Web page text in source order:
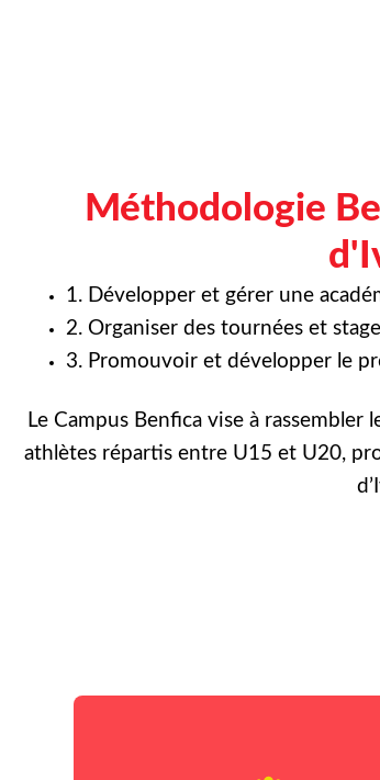
Méthodologie
1. Développer et gérer une
2. Organiser des tournées et
3. Promouvoir et développer le
Le Campus Benfica vise à rassembler
athlètes répartis entre U15 et U20,